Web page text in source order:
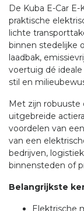
De Kuba E-Car
praktische
lichte
binnen stedelijke
laadbak,
voertuig dé
stil en
Met zijn robuuste
uitgebreide
voordelen van
van een
bedrijven,
binnensteden of
Belangrijkste
Elektrische